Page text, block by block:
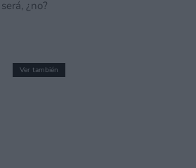
¿no?
Ver también